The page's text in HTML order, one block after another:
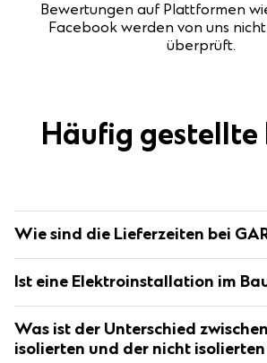
Bewertungen auf Plattformen
Facebook werden von uns
überprüft.
Häufig gestellte
Wie sind die Lieferzeiten bei
Wochen nach Eingang der Anzahlung.
Ist eine Elektroinstallation im
enthalten.
Was ist der Unterschied
isolierten und der nicht